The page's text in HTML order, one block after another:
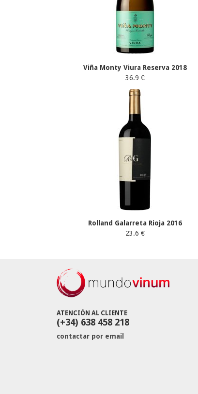
Viña Monty Viura Reserva 2018
36.9 €
Rolland Galarreta Rioja 2016
23.6 €
ATENCIÓN AL CLIENTE
(+34) 638 458 218
contactar por email